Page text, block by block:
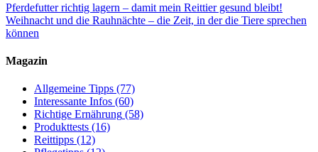
Pferdefutter richtig lagern – damit mein Reittier gesund bleibt!
Weihnacht und die Rauhnächte – die Zeit, in der die Tiere sprechen
können
Magazin
Allgemeine Tipps (77)
Interessante Infos (60)
Richtige Ernährung (58)
Produkttests (16)
Reittipps (12)